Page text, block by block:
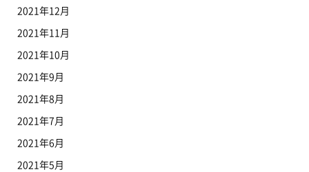
2021年12月
2021年11月
2021年10月
2021年9月
2021年8月
2021年7月
2021年6月
2021年5月